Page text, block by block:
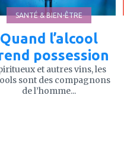
SANTÉ & BIEN-ÊTRE
Quand l’alcool
possession
et autres vins, les
sont des compagnons
de l’homme...